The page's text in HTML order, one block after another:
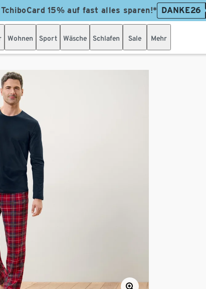
15% auf fast alles sparen!* DANKE26
Wohnen Sport Wäsche Schlafen Sale Mehr